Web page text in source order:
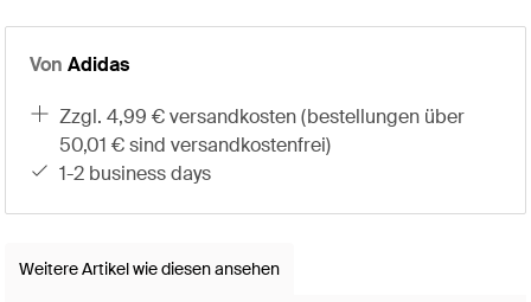
Von Adidas
zzgl. 4,99 € versandkosten (bestellungen über
50,01 € sind versandkostenfrei)
1-2 business days
Weitere Artikel wie diesen ansehen